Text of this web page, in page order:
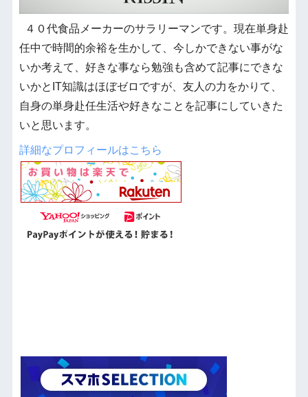
４０代食品メーカーのサラリーマンです。現在単身赴
任中で時間的余裕を生かして、今しかできない事がな
いか考えて、好きな事なら勉強も含めて記事にできな
いかとIT知識はほぼゼロですが、友人の力をかりて、
自身の単身赴任生活や好きなことを記事にしていきた
いと思います。
詳細なプロフィールはこちら